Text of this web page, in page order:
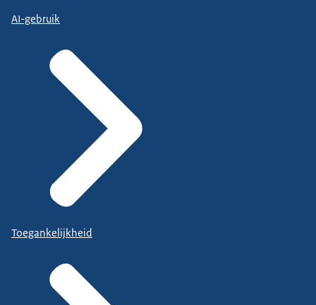
AI-gebruik
Toegankelijkheid